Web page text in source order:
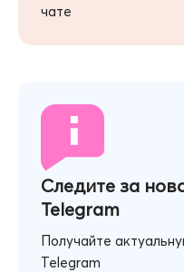
чате
Следите за
Telegram
Получайте
Telegram